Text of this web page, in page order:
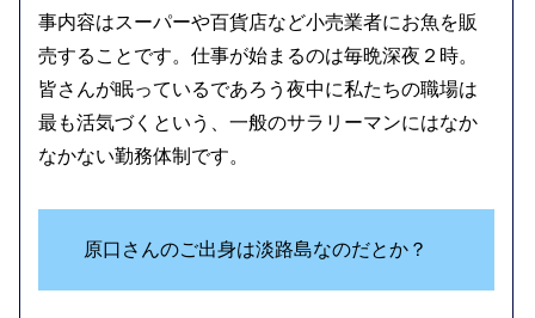
事内容はスーパーや百貨店など小売業者にお魚を販
売することです。仕事が始まるのは毎晩深夜２時。
皆さんが眠っているであろう夜中に私たちの職場は
最も活気づくという、一般のサラリーマンにはなか
なかない勤務体制です。
原口さんのご出身は淡路島なのだとか？